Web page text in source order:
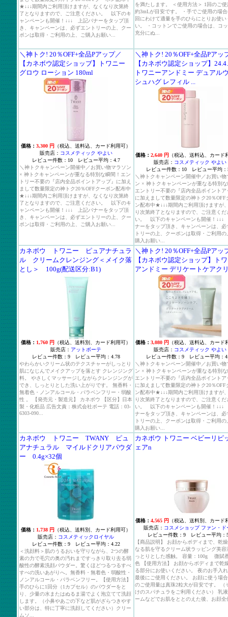
★↓↓↓期間内ご利用頂けますが、なくなり次第終
了となりますので、ご注意ください。 以下のキ
ャンペーンも開催！↓↓↓ 上記バナーをタップ頂
き、キャンペーンは、必ずエントリーの上、クー
ポンは取得・ご利用の上、ご購入お願い...
を満たします。 ＜使用方法＞ 1回のご使
約3mLが目安です。 ・手でご使用の場合
回にわけて適量を手のひらにとりお使い
い。 ・コットンでご使用の場合は、コ
充分にぬ...
＼神トク! 20％OFF+全品Pアップ／
【カネボウ認定ショップ】トワニー
グロウ ローション 180ml
価格： 3,300 円 （税込、送料込、カード利用可）
販売店： コスメティック やよい
レビュー件数：10 レビュー平均：4.7
＼神トクキャンペーン開催中／お買い物マラソン
× 神トクキャンペーンが重なる特別な瞬間！エン
トリー不要の『店内全品ポイントアップ』に加え
まして数量限定の神トク20％OFFクーポン配布中
★↓↓↓期間内ご利用頂けますが、なくなり次第終
了となりますので、ご注意ください。 以下のキ
ャンペーンも開催！↓↓↓ 上記バナーをタップ頂
き、キャンペーンは、必ずエントリーの上、クー
ポンは取得・ご利用の上、ご購入お願い...
＼神トク! 20％OFF+全品Pアッ
【カネボウ認定ショップ】
トワニーアンドミー デュアル
シュハグ レフィル ...
価格： 2,640 円 （税込、送料込、カード
販売店： コスメティック やよい
レビュー件数：10 レビュー平均：
＼神トクキャンペーン開催中／お買い物
ン × 神トクキャンペーンが重なる特別
エントリー不要の『店内全品ポイントア
に加えまして数量限定の神トク20％OFF
ン配布中★↓↓↓期間内ご利用頂けますが
り次第終了となりますので、ご注意くだ
い。 以下のキャンペーンも開催！↓↓↓
ナーをタップ頂き、キャンペーンは、必
トリーの上、クーポンは取得・ご利用の
購入お願い...
カネボウ トワニー ピュアナチュラ
ル クリームクレンジング＜メイク落
とし＞ 100g(配送区分:B1)
価格： 1,760 円 （税込、送料別、カード利用可）
販売店： アットボーテ
レビュー件数：9 レビュー平均：4.78
やわらかいクリーム状のテクスチャーがしっとり
肌になじんでメイクアップを落とす クレンジング
料。 やさしくマッサージしながらクレンジングが
でき、しっとりとした洗い上がりです。 無香料・
無着色・ノンアルコール・パラベンフリー・弱酸
性 。 【発売元・製造元】 カネボウ 【区分】日本
製・化粧品 広告文責：株式会社ボーテ 電話：03-
6303-090...
＼神トク! 20％OFF+全品Pアッ
【カネボウ認定ショップ】ト
アンドミー デリケートケアク
価格： 3,080 円 （税込、送料込、カード
販売店： コスメティック やよい
レビュー件数：9 レビュー平均：
＼神トクキャンペーン開催中／お買い物
ン × 神トクキャンペーンが重なる特別
エントリー不要の『店内全品ポイントア
に加えまして数量限定の神トク20％OFF
ン配布中★↓↓↓期間内ご利用頂けますが
り次第終了となりますので、ご注意くだ
い。 以下のキャンペーンも開催！↓↓↓
ナーをタップ頂き、キャンペーンは、必
トリーの上、クーポンは取得・ご利用の
購入お願い...
カネボウ トワニー TWANY ピュ
アナチュラル マイルドクリアパウダ
ー 0.4g×32個
価格： 1,738 円 （税込、送料別、カード利用可）
販売店： コスメティックロイヤル
レビュー件数：9 レビュー平均：4.22
＜洗顔料＞肌のうるおいを守りながら、2つの酵
素の力で毛穴の奥の汚れまですっきり取り去る弱
酸性の酵素洗顔パウダー。驚くほどつるつるすべ
すべの洗いあがりへ。無香料・無着色・弱酸性・
ノンアルコール・パラベンフリー。【使用方法】
手のひらに1回分（1カプセル）のパウダーをと
り、少量の水またはぬるま湯でよく泡立てて洗顔
します。（小鼻やあごの下など肌がざらつきやす
い部分は、特に丁寧に洗顔してください）クリー
ムソ...
カネボウ トワニー ベビーリピ
ェアn
価格： 4,565 円 （税込、送料別、カード
販売店： コスメショップ ファン・ド
レビュー件数：9 レビュー平均：
【商品説明】 お顔からボディまで、乾
なる肌を守るクリーム状ラッピング美容
っとりとした感触。 容量：100g 微賦
色 【使用方法】 お顔からボディまで乾
る部分にお使いください。 夜のお手入
最後にご使用ください。 お顔に使う場
のご使用量は真珠2粒大が目安です。 （
けのスパチュラをご利用ください） 乳
ームなどでお肌をととのえた後、お顔全